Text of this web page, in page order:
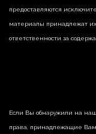
предоставляются
материалы принадлежат
ответственности за
Если Вы обнаружили на
права, принадлежащие